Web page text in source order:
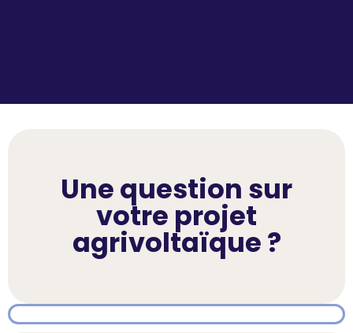
Une question sur
votre projet
agrivoltaïque ?